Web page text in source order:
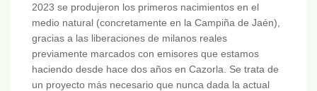
2023 se produjeron los primeros nacimientos en el
medio natural (concretamente en la Campiña de Jaén),
gracias a las liberaciones de milanos reales
previamente marcados con emisores que estamos
haciendo desde hace dos años en Cazorla. Se trata de
un proyecto más necesario que nunca dada la actual